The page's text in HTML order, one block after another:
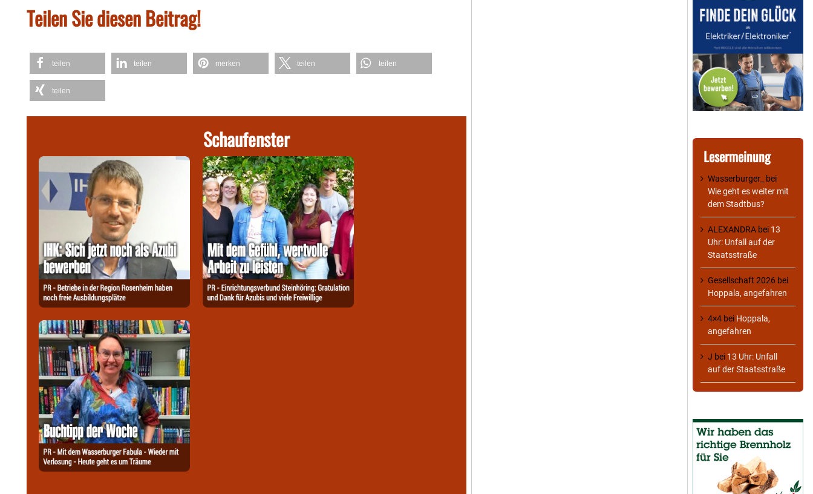
Teilen Sie diesen Beitrag!
teilen teilen merken teilen teilen
teilen
Schaufenster
Lesermeinung
Wasserburger_
bei
Wie geht es weiter mit
dem Stadtbus?
ALEXANDRA bei 13
Uhr: Unfall auf der
Staatsstraße
Gesellschaft 2026 bei
Hoppala, angefahren
4×4 bei Hoppala,
angefahren
J bei 13 Uhr: Unfall
auf der Staatsstraße